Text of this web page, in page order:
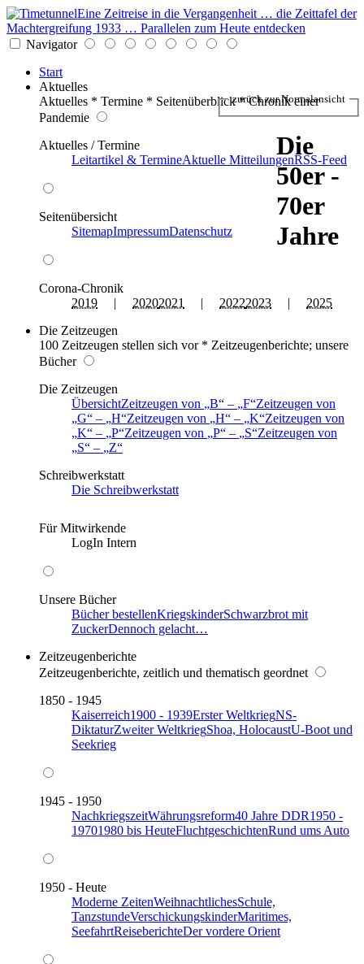
Eine Zeitreise in die Vergangenheit … die Zeittafel der
Machtergreifung 1933 … Parallelen zum Heute entdecken
Navigator
Start
Aktuelles
Aktuelles * Termine * Seitenüberblick * Chronik einer
Pandemie
Aktuelles / Termine
Leitartikel & TermineAktuelle MitteilungenRSS-Feed
Seitenübersicht
SitemapImpressumDatenschutz
Corona-Chronik
2019 | 20202021 | 20222023 | 2025
Die Zeitzeugen
100 Zeitzeugen stellen sich vor * Zeitzeugenberichte; unsere
Bücher
Die Zeitzeugen
ÜbersichtZeitzeugen von B – F Zeitzeugen von
G
– H Zeitzeugen von H – K Zeitzeugen von
K
– P Zeitzeugen von P – S Zeitzeugen von
S
–
Z
Schreibwerkstatt
Die Schreibwerkstatt
Für Mitwirkende
LogIn Intern
Unsere Bücher
Bücher bestellenKriegskinderSchwarzbrot mit
ZuckerDennoch gelacht…
Zeitzeugenberichte
Zeitzeugenberichte, zeitlich und thematisch geordnet
1850 - 1945
Kaiserreich1900 - 1939Erster WeltkriegNS-
DiktaturZweiter WeltkriegShoa, HolocaustU-Boot und
Seekrieg
1945 - 1950
NachkriegszeitWährungsreform40 Jahre DDR1950 -
19701980 bis HeuteFluchtgeschichtenRund ums Auto
1950 - Heute
Moderne ZeitenWeihnachtlichesSchule,
TanzstundeVerschickungskinderMaritimes,
SeefahrtReiseberichteDer vordere Orient
Die
50er -
70er
Jahre
zurück zur Normalansicht